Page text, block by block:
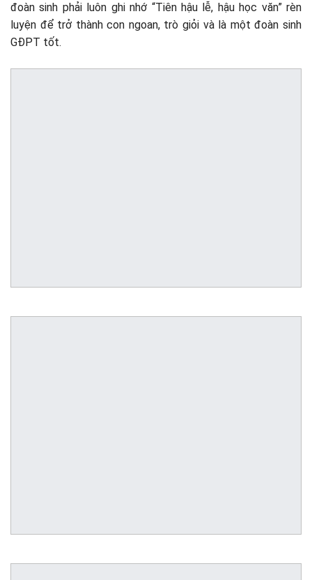
đoàn sinh phải luôn ghi nhớ “Tiên hậu lễ, hậu học văn” rèn
luyện để trở thành con ngoan, trò giỏi và là một đoàn sinh
GĐPT tốt.